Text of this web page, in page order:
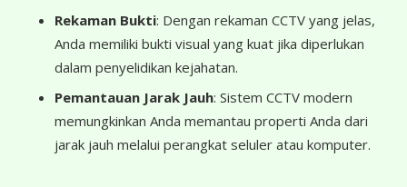
Rekaman Bukti: Dengan rekaman CCTV yang jelas,
Anda memiliki bukti visual yang kuat jika diperlukan
dalam penyelidikan kejahatan.
Pemantauan Jarak Jauh: Sistem CCTV modern
memungkinkan Anda memantau properti Anda dari
jarak jauh melalui perangkat seluler atau komputer.